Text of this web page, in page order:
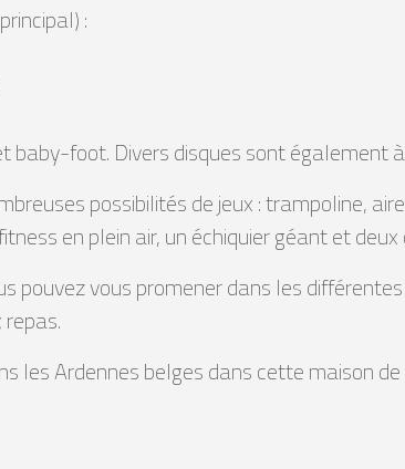
:
baby-foot. Divers disques sont également
possibilités de jeux : trampoline,
en plein air, un échiquier géant et
pouvez vous promener dans les
les Ardennes belges dans cette maison